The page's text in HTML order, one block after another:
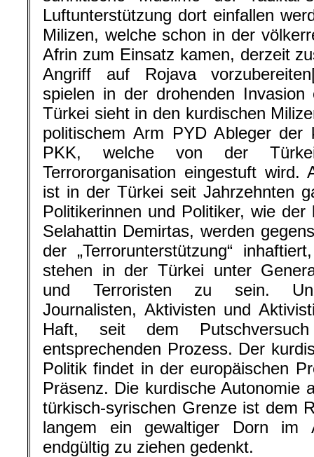
Luftunterstützung dort einfallen
Milizen, welche schon in der
Afrin zum Einsatz kamen, derzeit
Angriff auf Rojava
spielen in der drohenden
Türkei sieht in den kurdischen
politischem Arm PYD Ableger der
PKK, welche von der
Terrororganisation eingestuft wird.
ist in der Türkei seit Jahrzehnten
Politikerinnen und Politiker, wie der
Selahattin Demirtas, werden
der „Terrorunterstützung“
stehen in der Türkei unter
und Terroristen zu sein.
Journalisten, Aktivisten und
Haft, seit dem
entsprechenden Prozess. Der
Politik findet in der europäischen
Präsenz. Die kurdische Autonomie
türkisch-syrischen Grenze ist dem
langem ein gewaltiger Dorn im
endgültig zu ziehen gedenkt.